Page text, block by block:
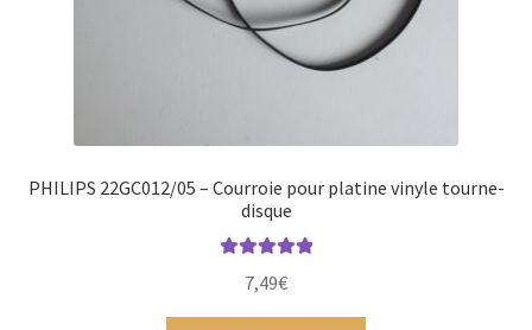
PHILIPS 22GC012/05 – Courroie pour platine vinyle tourne-
disque
7,49€